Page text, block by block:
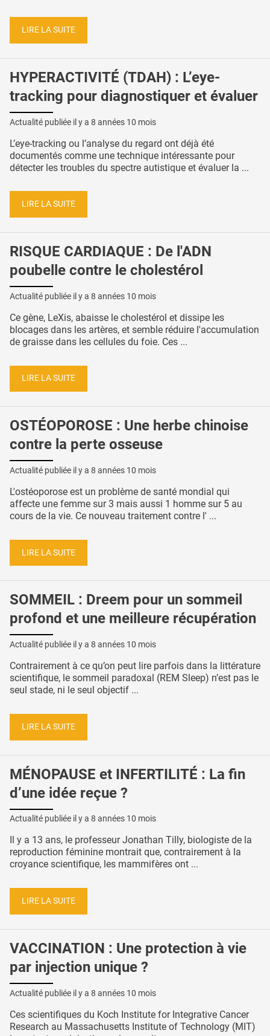
LIRE LA SUITE
HYPERACTIVITÉ (TDAH) : L’eye-
tracking pour diagnostiquer et évaluer
Actualité publiée il y a 8 années 10 mois
L’eye-tracking ou l’analyse du regard ont déjà été
documentés comme une technique intéressante pour
détecter les troubles du spectre autistique et évaluer la ...
LIRE LA SUITE
RISQUE CARDIAQUE : De l'ADN
poubelle contre le cholestérol
Actualité publiée il y a 8 années 10 mois
Ce gène, LeXis, abaisse le cholestérol et dissipe les
blocages dans les artères, et semble réduire l'accumulation
de graisse dans les cellules du foie. Ces ...
LIRE LA SUITE
OSTÉOPOROSE : Une herbe chinoise
contre la perte osseuse
Actualité publiée il y a 8 années 10 mois
L'ostéoporose est un problème de santé mondial qui
affecte une femme sur 3 mais aussi 1 homme sur 5 au
cours de la vie. Ce nouveau traitement contre l' ...
LIRE LA SUITE
SOMMEIL : Dreem pour un sommeil
profond et une meilleure récupération
Actualité publiée il y a 8 années 10 mois
Contrairement à ce qu’on peut lire parfois dans la littérature
scientifique, le sommeil paradoxal (REM Sleep) n’est pas le
seul stade, ni le seul objectif ...
LIRE LA SUITE
MÉNOPAUSE et INFERTILITÉ : La fin
d’une idée reçue ?
Actualité publiée il y a 8 années 10 mois
Il y a 13 ans, le professeur Jonathan Tilly, biologiste de la
reproduction féminine montrait que, contrairement à la
croyance scientifique, les mammifères ont ...
LIRE LA SUITE
VACCINATION : Une protection à vie
par injection unique ?
Actualité publiée il y a 8 années 10 mois
Ces scientifiques du Koch Institute for Integrative Cancer
Research au Massachusetts Institute of Technology (MIT)